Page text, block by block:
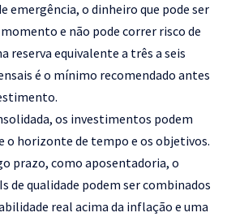
emergência, o dinheiro que pode ser
e não pode correr risco de
reserva equivalente a três a seis
é o mínimo recomendado antes
os investimentos podem
o horizonte de tempo e os objetivos.
prazo, como aposentadoria, o
de qualidade podem ser combinados
real acima da inflação e uma